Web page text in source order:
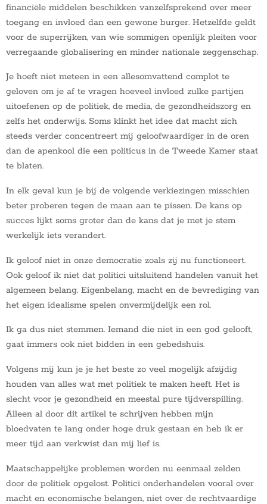
financiële middelen beschikken vanzelfsprekend over meer
toegang en invloed dan een gewone burger. Hetzelfde geldt
voor de superrijken, van wie sommigen openlijk pleiten voor
verregaande globalisering en minder nationale zeggenschap.
Je hoeft niet meteen in een allesomvattend complot te
geloven om je af te vragen hoeveel invloed zulke partijen
uitoefenen op de politiek, de media, de gezondheidszorg en
zelfs het onderwijs. Soms klinkt het idee dat macht zich
steeds verder concentreert mij geloofwaardiger in de oren
dan de apenkool die een politicus in de Tweede Kamer staat
te blaten.
In elk geval kun je bij de volgende verkiezingen misschien
beter proberen tegen de maan aan te pissen. De kans op
succes lijkt soms groter dan de kans dat je met je stem
werkelijk iets verandert.
Ik geloof niet in onze democratie zoals zij nu functioneert.
Ook geloof ik niet dat politici uitsluitend handelen vanuit het
algemeen belang. Eigenbelang, macht en de bevrediging van
het eigen idealisme spelen onvermijdelijk een rol.
Ik ga dus niet stemmen. Iemand die niet in een god gelooft,
gaat immers ook niet bidden in een gebedshuis.
Volgens mij kun je je het beste zo veel mogelijk afzijdig
houden van alles wat met politiek te maken heeft. Het is
slecht voor je gezondheid en meestal pure tijdverspilling.
Alleen al door dit artikel te schrijven hebben mijn
bloedvaten te lang onder hoge druk gestaan en heb ik er
meer tijd aan verkwist dan mij lief is.
Maatschappelijke problemen worden nu eenmaal zelden
door de politiek opgelost. Politici onderhandelen vooral over
macht en economische belangen, niet over de rechtvaardige